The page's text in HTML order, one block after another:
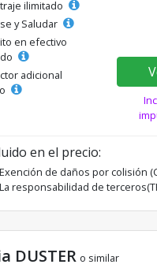
ilimitado
y Saludar
en efectivo
adicional
en el precio:
Exención de daños por colisión
La responsabilidad de
DUSTER o similar